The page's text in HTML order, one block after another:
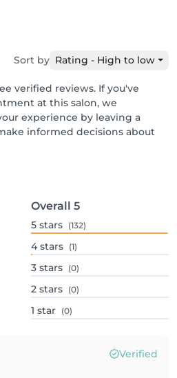
Sort by Rating - High to low
verified reviews. If you've
at this salon, we
experience by leaving a
informed decisions about
Overall 5
5 stars (132)
4 stars (1)
3 stars (0)
2 stars (0)
1 star (0)
Verified